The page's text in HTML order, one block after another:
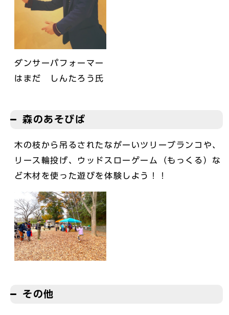
ダンサーパフォーマー
はまだ しんたろう氏
森のあそびば
木の枝から吊るされたながーいツリーブランコや、
リース輪投げ、ウッドスローゲーム（もっくる）な
ど木材を使った遊びを体験しよう！！
その他